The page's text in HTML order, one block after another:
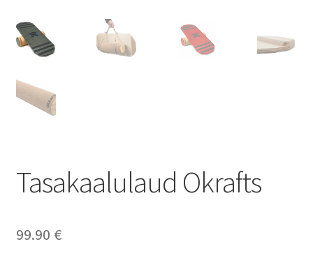
Tasakaalulaud Okrafts
99.90 €